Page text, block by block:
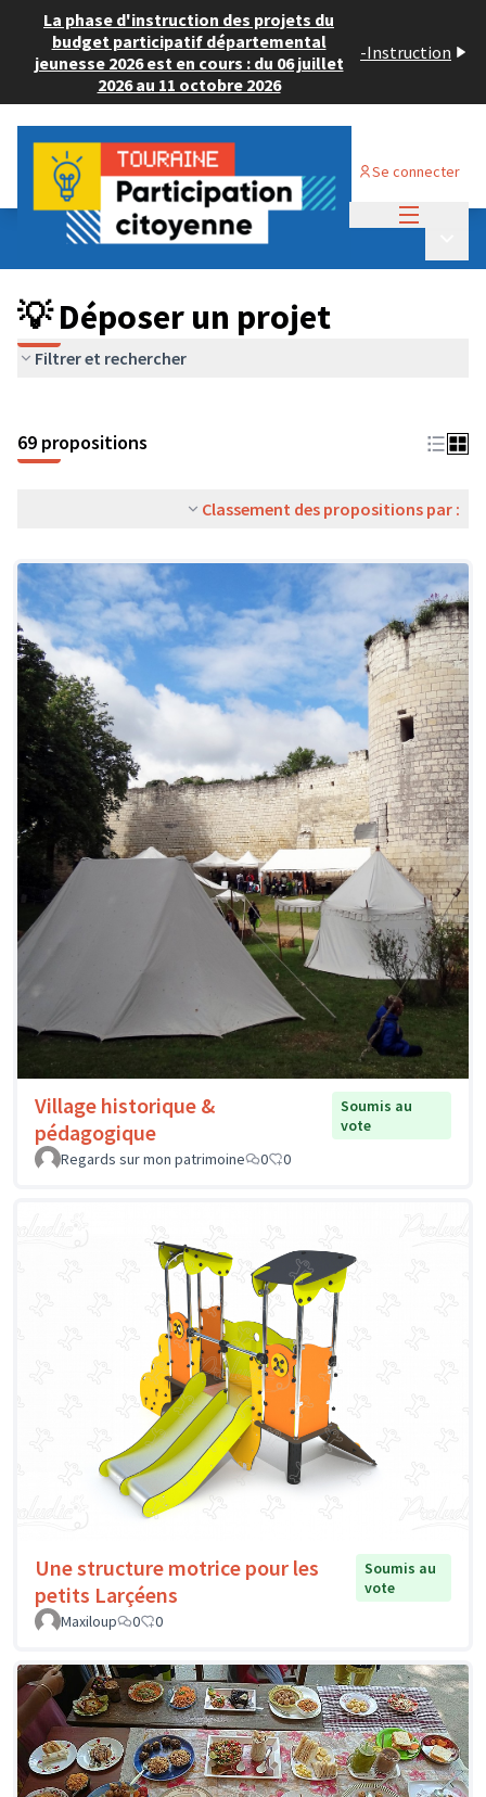
La phase d'instruction des projets du
budget participatif départemental
jeunesse 2026 est en cours : du 06 juillet
2026 au 11 octobre 2026
-Instruction
Se connecter
Budget Participatif ADULTE 2024
💡 Déposer un projet
💡 Déposer un projet
Filtrer et rechercher
69 propositions
Classement des propositions par :
Village historique &
pédagogique
Soumis au
vote
Regards sur mon patrimoine
0 0
Une structure motrice pour les
petits Larçéens
Soumis au
vote
Maxiloup
0 0